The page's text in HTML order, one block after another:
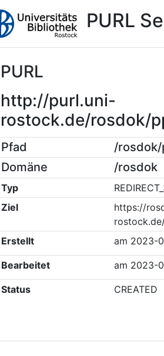
PURL
PURL
http://purl.uni-
rostock.de/rosdok/
Pfad
/rosdok/
Domäne
/rosdok
Typ
Ziel
https://
Erstellt
am 2023-
Bearbeitet am 2023-
Status CREATED